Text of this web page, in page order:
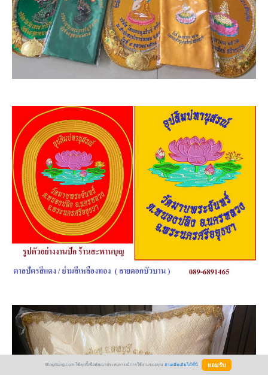
BlogGang.com ใช้คุกกี้เพื่อพัฒนาประสบการณ์การใช้งานของคุณ อ่านเพิ่มเติมได้ที่นี่